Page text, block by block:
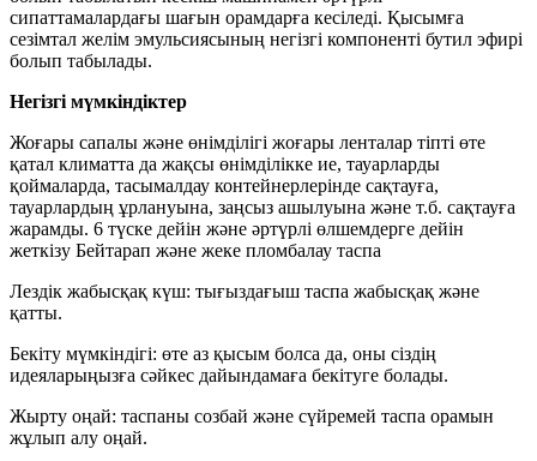
сипаттамалардағы шағын орамдарға кесіледі. Қысымға
сезімтал желім эмульсиясының негізгі компоненті бутил эфирі
болып табылады.
Негізгі мүмкіндіктер
Жоғары сапалы және өнімділігі жоғары ленталар тіпті өте
қатал климатта да жақсы өнімділікке ие, тауарларды
қоймаларда, тасымалдау контейнерлерінде сақтауға,
тауарлардың ұрлануына, заңсыз ашылуына және т.б. сақтауға
жарамды. 6 түске дейін және әртүрлі өлшемдерге дейін
жеткізу Бейтарап және жеке пломбалау таспа
Лездік жабысқақ күш: тығыздағыш таспа жабысқақ және
қатты.
Бекіту мүмкіндігі: өте аз қысым болса да, оны сіздің
идеяларыңызға сәйкес дайындамаға бекітуге болады.
Жырту оңай: таспаны созбай және сүйремей таспа орамын
жұлып алу оңай.